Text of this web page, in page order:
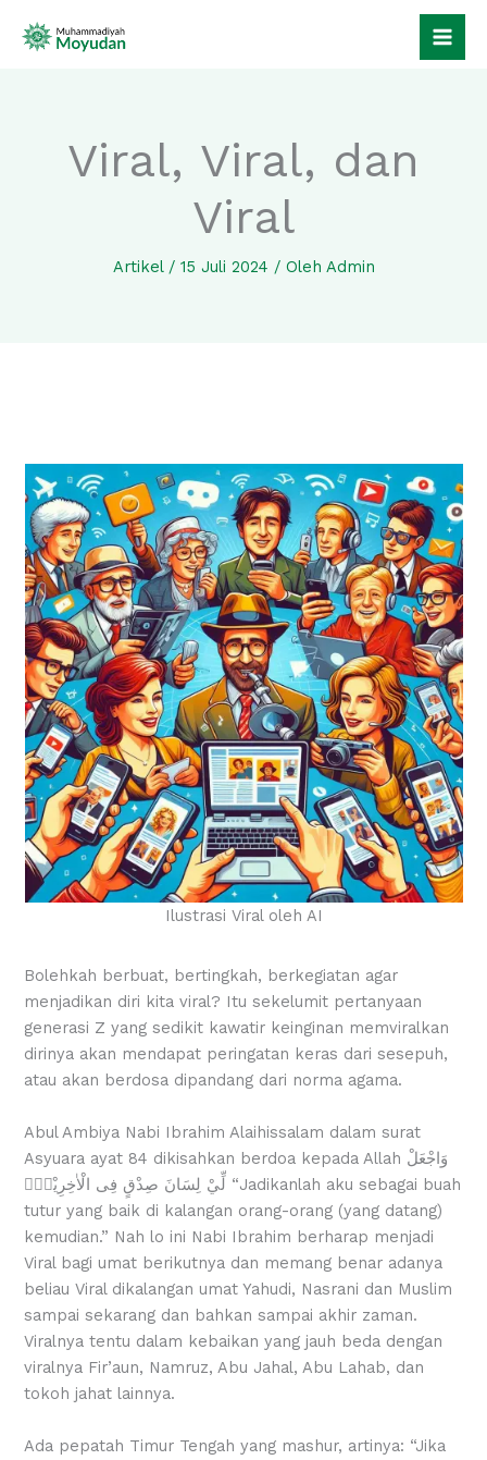
Viral, Viral, dan
Viral
Artikel/ 15 Juli 2024 / Oleh Admin
Ilustrasi Viral oleh AI
Bolehkah berbuat, bertingkah, berkegiatan agar
menjadikan diri kita viral? Itu sekelumit pertanyaan
generasi Z yang sedikit kawatir keinginan memviralkan
dirinya akan mendapat peringatan keras dari sesepuh,
atau akan berdosa dipandang dari norma agama.
Abul Ambiya Nabi Ibrahim Alaihissalam dalam surat
Asyuara ayat 84 dikisahkan berdoa kepada Allah وَاجْعَلْ
لِّيْ لِسَانَ صِدْقٍ فِى الْاٰخِرِيْنَۙ “Jadikanlah aku sebagai buah
tutur yang baik di kalangan orang-orang (yang datang)
kemudian.” Nah lo ini Nabi Ibrahim berharap menjadi
Viral bagi umat berikutnya dan memang benar adanya
beliau Viral dikalangan umat Yahudi, Nasrani dan Muslim
sampai sekarang dan bahkan sampai akhir zaman.
Viralnya tentu dalam kebaikan yang jauh beda dengan
viralnya Fir’aun, Namruz, Abu Jahal, Abu Lahab, dan
tokoh jahat lainnya.
Ada pepatah Timur Tengah yang mashur, artinya: “Jika